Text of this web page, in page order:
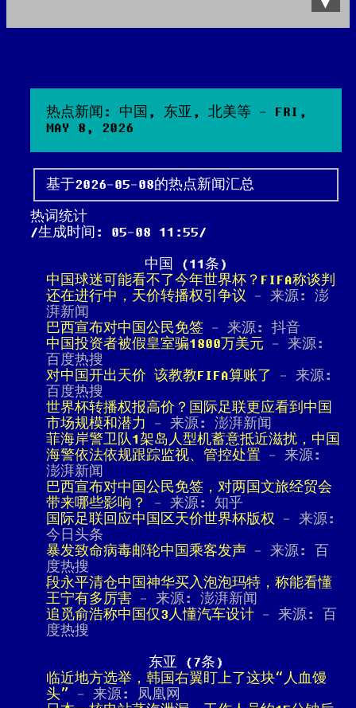
热点新闻: 中国, 东亚, 北美等 - FRI,
MAY 8, 2026
基于2026-05-08的热点新闻汇总
热词统计
生成时间: 05-08 11:55
中国 (11条)
中国球迷可能看不了今年世界杯？FIFA称谈判
还在进行中，天价转播权引争议 - 来源: 澎
湃新闻
巴西宣布对中国公民免签 - 来源: 抖音
中国投资者被假皇室骗1800万美元 - 来源:
百度热搜
对中国开出天价 该教教FIFA算账了
- 来源:
百度热搜
世界杯转播权报高价？国际足联更应看到中国
市场规模和潜力 - 来源: 澎湃新闻
菲海岸警卫队1架岛人型机蓄意抵近滋扰，中国
海警依法依规跟踪监视、管控处置 - 来源:
澎湃新闻
巴西宣布对中国公民免签，对两国文旅经贸会
带来哪些影响？
- 来源: 知乎
国际足联回应中国区天价世界杯版权 - 来源:
今日头条
暴发致命病毒邮轮中国乘客发声 - 来源: 百
度热搜
段永平清仓中国神华买入泡泡玛特，称能看懂
王宁有多厉害 - 来源: 澎湃新闻
追觅俞浩称中国仅3人懂汽车设计 - 来源: 百
度热搜
东亚 (7条)
临近地方选举，韩国右翼盯上了这块“人血馒
头” - 来源: 凤凰网